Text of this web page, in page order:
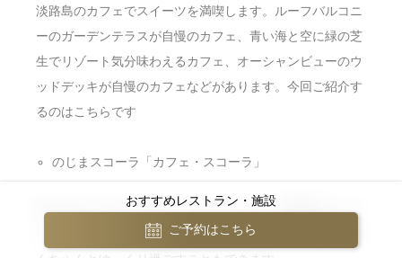
淡路島のカフェでスイーツを満喫します。ルーフバルコニ
ーのガーデンテラスが自慢のカフェ、青い海と空に緑の芝
生でリゾート気分味わえるカフェ、オーシャンビューのウ
ッドデッキが自慢のカフェなどがあります。今回ご紹介す
るのはこちらです
のじまスコーラ「カフェ・スコーラ」
のじまスコーラ「カフェ・スコーラ」は、小学校をリノベ
ーションして作られた面白いカフェです。テラス席ではわ
おすすめレストラン・施設
ご予約はこちら